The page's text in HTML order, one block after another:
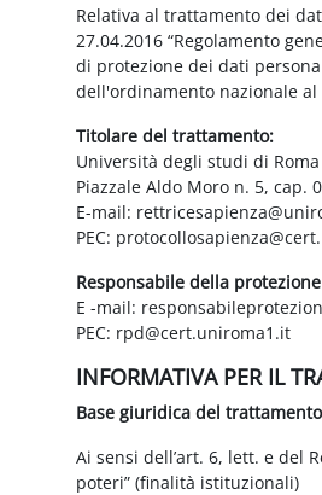
Relativa al trattamento dei
27.04.2016 “Regolamento
di protezione dei dati
dell'ordinamento nazionale al
Titolare del trattamento:
Università degli studi di
Piazzale Aldo Moro n. 5, cap.
E-mail:
PEC:
Responsabile della
E -mail:
PEC: rpd@cert.uniroma1.it
INFORMATIVA PER IL
Base giuridica del trattamento
Ai sensi dell’art. 6, lett. e del
poteri” (finalità istituzionali)